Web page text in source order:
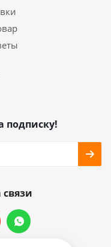
подписку!
связи